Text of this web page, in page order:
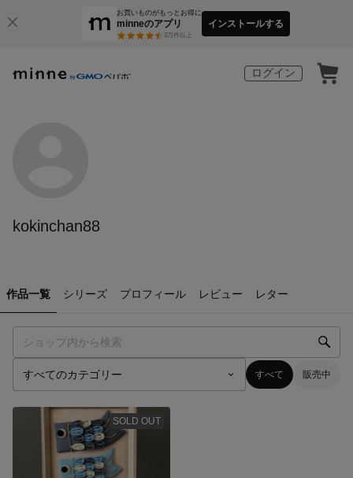
お買いものがもっとお得に
minneのアプリ
3万件以上
インストールする
ログイン
kokinchan88
作品一覧 シリーズ プロフィール レビュー レター
すべて 販売中
SOLD OUT